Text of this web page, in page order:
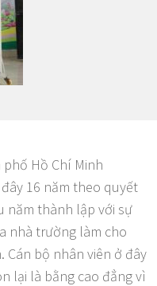
Hồ Chí Minh
16 năm theo quyết
năm thành lập với sự
nhà trường làm cho
bộ nhân viên ở đây
lại là bằng cao đẳng vì